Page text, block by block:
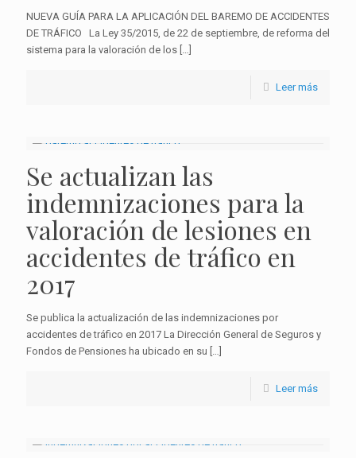
NUEVA GUÍA PARA LA APLICACIÓN DEL BAREMO DE ACCIDENTES
DE TRÁFICO La Ley 35/2015, de 22 de septiembre, de reforma del
sistema para la valoración de los […]
Leer más
Se actualizan las
indemnizaciones para la
valoración de lesiones en
accidentes de tráfico en
2017
Se publica la actualización de las indemnizaciones por
accidentes de tráfico en 2017 La Dirección General de Seguros y
Fondos de Pensiones ha ubicado en su […]
Leer más